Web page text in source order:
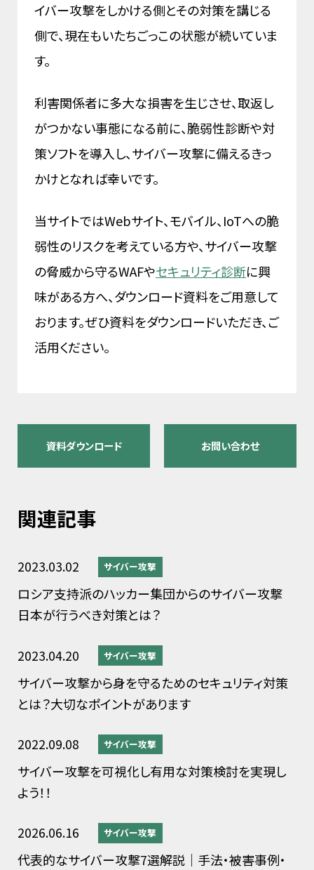
イバー攻撃をしかける側とその対策を講じる
側で、現在もいたちごっこの状態が続いていま
す。
利害関係者に多大な損害を生じさせ、取返し
がつかない事態になる前に、脆弱性診断や対
策ソフトを導入し、サイバー攻撃に備えるきっ
かけとなれば幸いです。
当サイトではWebサイト、モバイル、IoTへの脆
弱性のリスクを考えている方や、サイバー攻撃
の脅威から守るWAFやセキュリティ診断に興
味がある方へ、ダウンロード資料をご用意して
おります。ぜひ資料をダウンロードいただき、ご
活用ください。
資料ダウンロード お問い合わせ
関連記事
2023.03.02 サイバー攻撃
ロシア支持派のハッカー集団からのサイバー攻撃
日本が行うべき対策とは？
2023.04.20 サイバー攻撃
サイバー攻撃から身を守るためのセキュリティ対策
とは？大切なポイントがあります
2022.09.08 サイバー攻撃
サイバー攻撃を可視化し有用な対策検討を実現し
よう！！
2026.06.16 サイバー攻撃
代表的なサイバー攻撃7選解説｜手法・被害事例・